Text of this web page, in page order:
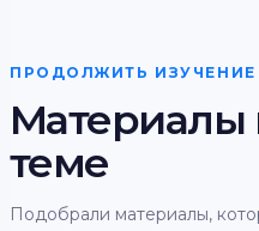
ПРОДОЛЖИТЬ ИЗУЧЕНИЕ
Материалы
теме
Подобрали материалы,